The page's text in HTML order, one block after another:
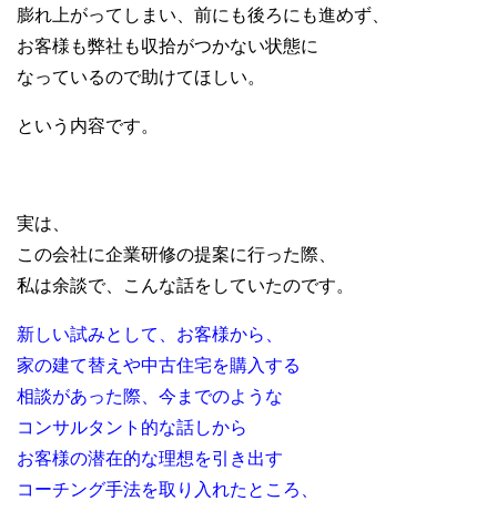
膨れ上がってしまい、前にも後ろにも進めず、
お客様も弊社も収拾がつかない状態に
なっているので助けてほしい。
という内容です。
実は、
この会社に企業研修の提案に行った際、
私は余談で、こんな話をしていたのです。
新しい試みとして、お客様から、
家の建て替えや中古住宅を購入する
相談があった際、今までのような
コンサルタント的な話しから
お客様の潜在的な理想を引き出す
コーチング手法を取り入れたところ、